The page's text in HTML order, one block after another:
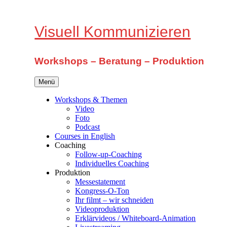
Visuell Kommunizieren
Workshops – Beratung – Produktion
Menü
Workshops & Themen
Video
Foto
Podcast
Courses in English
Coaching
Follow-up-Coaching
Individuelles Coaching
Produktion
Messestatement
Kongress-O-Ton
Ihr filmt – wir schneiden
Videoproduktion
Erklärvideos / Whiteboard-Animation